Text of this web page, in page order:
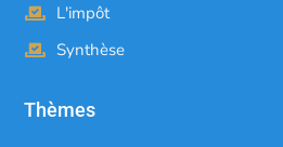
L'impôt
Synthèse
Thèmes